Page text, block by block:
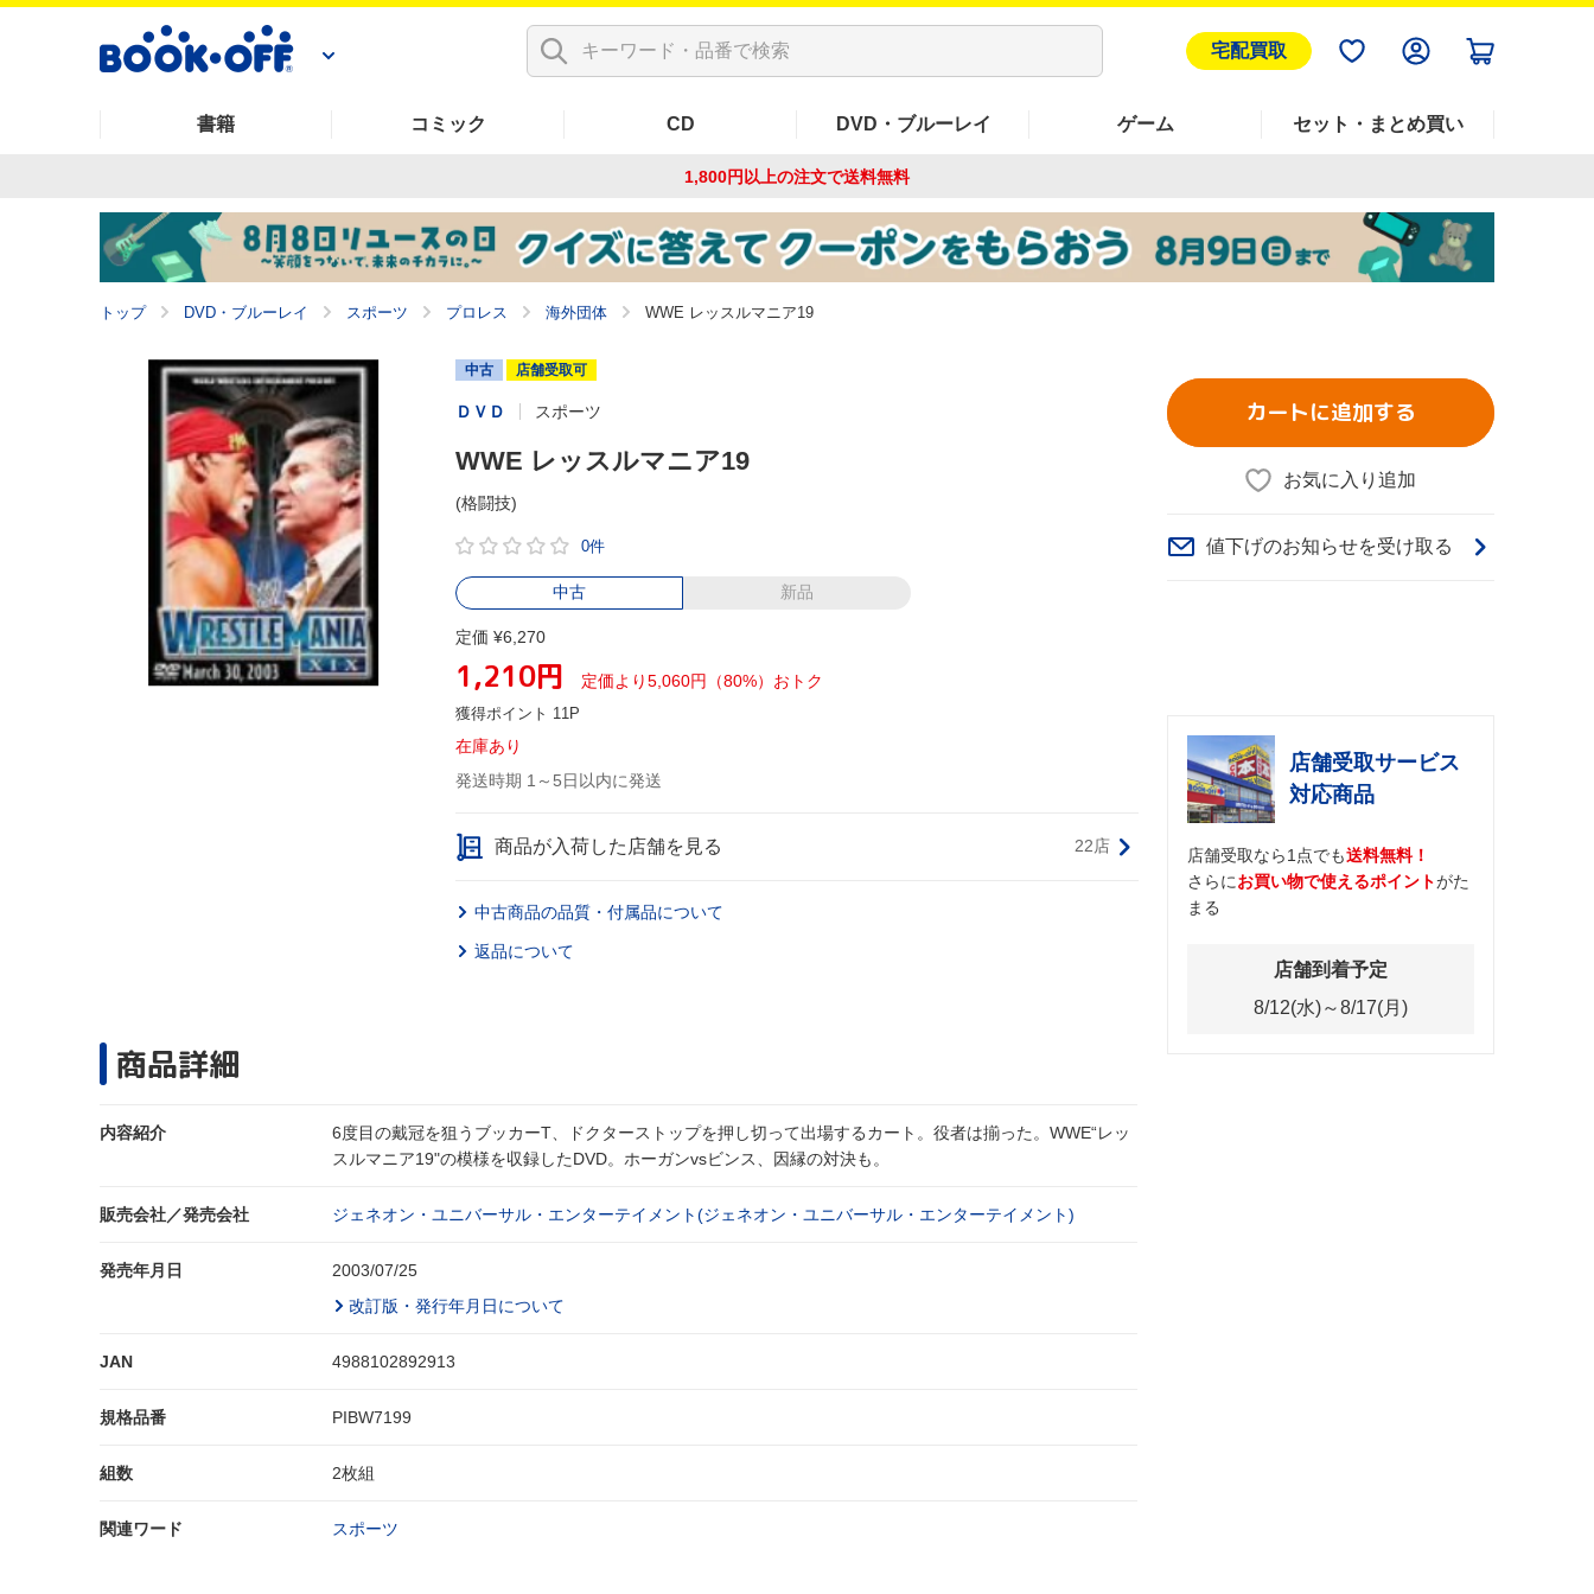
宅配買取
書籍 コミック CD DVD・ブルーレイ ゲーム セット・まとめ買い
1,800円以上の注文で送料無料
トップ DVD・ブルーレイ スポーツ プロレス 海外団体 WWE レッスルマニア19
中古 店舗受取可
ＤＶＤ スポーツ
WWE レッスルマニア19
(格闘技)
0件
中古 新品
定価 ¥6,270
1,210円 定価より5,060円（80%）おトク
獲得ポイント 11P
在庫あり
発送時期 1～5日以内に発送
商品が入荷した店舗を見る 22店
中古商品の品質・付属品について
返品について
商品詳細
内容紹介
6度目の戴冠を狙うブッカーT、ドクターストップを押し切って出場するカート。役者は揃った。WWE“レッ
スルマニア19"の模様を収録したDVD。ホーガンvsビンス、因縁の対決も。
販売会社／発売会社 ジェネオン・ユニバーサル・エンターテイメント(ジェネオン・ユニバーサル・エンターテイメント)
発売年月日
2003/07/25
改訂版・発行年月日について
JAN 4988102892913
規格品番 PIBW7199
組数 2枚組
関連ワード スポーツ
カートに追加する
お気に入り追加
値下げのお知らせを受け取る
店舗受取サービス
対応商品
店舗受取なら1点でも送料無料！
さらにお買い物で使えるポイントがた
まる
店舗到着予定
8/12(水)～8/17(月)